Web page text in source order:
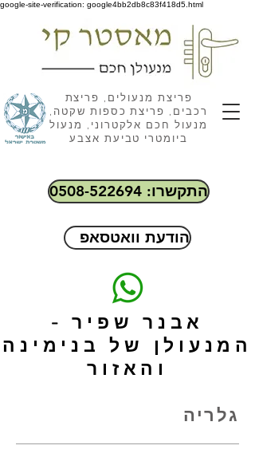
google-site-verification: google4bb2db8c83f418d5.html
פריצת מנעולים, פריצת
רכבים, פריצת כספות שקטה,
מנעול חכם אלקטרוני, מנעול
ביומטרי טביעת אצבע
התקשרו: 0508-522694
אבנר שפיר -
המנעולן של בנימינה
והאזור
הודעת וואטסאפ
גלריה